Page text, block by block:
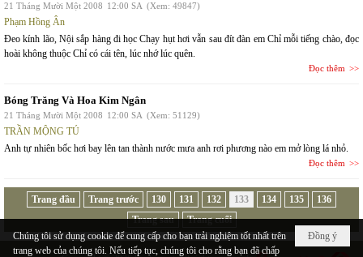
21 Tháng Mười Một 2008 12:00 SA (Xem: 49847)
Phạm Hồng Ân
Đeo kính lão, Nội sắp hàng đi học Chạy hụt hơi vẫn sau đít đàn em Chỉ mỗi tiếng chào, đọc
hoài không thuộc Chỉ có cái tên, lúc nhớ lúc quên.
Đọc thêm
Bóng Trăng Và Hoa Kim Ngân
21 Tháng Mười Một 2008 12:00 SA (Xem: 51129)
TRẦN MỘNG TÚ
Anh tự nhiên bốc hơi bay lên tan thành nước mưa anh rơi phương nào em mở lòng lá nhỏ.
Đọc thêm
Trang đầu Trang trước 130 131 132 133 134 135
136
Trang sau
Trang cuối
Đồng ý
Chúng tôi sử dụng cookie để cung cấp cho bạn trải nghiệm tốt nhất trên
trang web của chúng tôi. Nếu tiếp tục, chúng tôi cho rằng bạn đã chấp